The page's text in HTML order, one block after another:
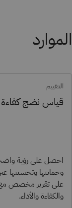
الموارد
التقييم
قياس نضج كفاءة
احصل على رؤية
وحمايتها وتحسينها
على تقرير مخصص مع
والكفاءة والأداء.